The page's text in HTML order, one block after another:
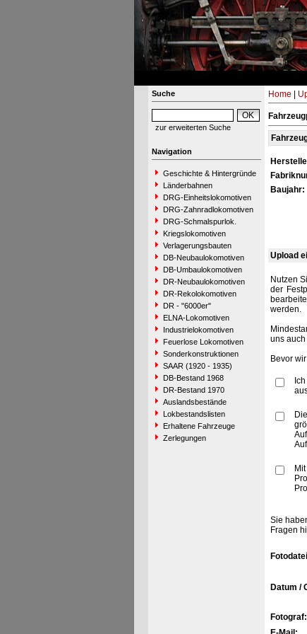
Suche
zur erweiterten Suche
Navigation
Geschichte & Hintergründe
Länderbahnen
DRG-Einheitslokomotiven
DRG-Zahnradlokomotiven
DRG-Schmalspurlok.
Kriegslokomotiven
Verlagerungsbauten
DB-Neubaulokomotiven
DB-Umbaulokomotiven
DR-Neubaulokomotiven
DR-Rekolokomotiven
DR - "6000er"
ELNA-Lokomotiven
Industrielokomotiven
Feuerlose Lokomotiven
Sonderkonstruktionen
SAAR (1920 - 1935)
DB-Bestand 1968
DR-Bestand 1970
Auslandsbestände
Lokbestandslisten
Erhaltene Fahrzeuge
Zerlegungen
Home
Baujahr:
Upload
Nutzen
der
werden.
uns
Bevor
Sie
Fragen
Datum /
Fotograf: